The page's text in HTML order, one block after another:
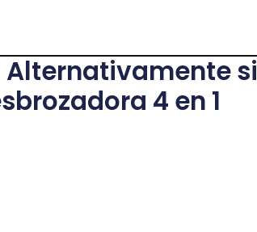
Alternativamente si
4 en 1